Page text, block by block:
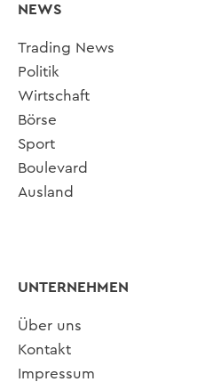
NEWS
Trading News
Politik
Wirtschaft
Börse
Sport
Boulevard
Ausland
UNTERNEHMEN
Über uns
Kontakt
Impressum